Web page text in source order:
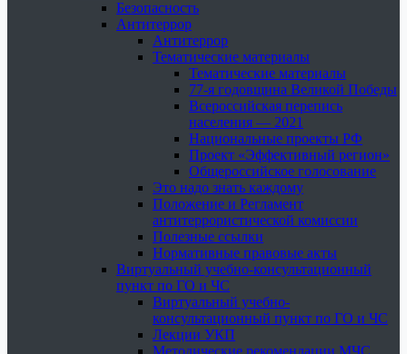
Безопасность
Антитеррор
Антитеррор
Тематические материалы
Тематические материалы
77-я годовщина Великой Победы
Всероссийская перепись
населения — 2021
Национальные проекты РФ
Проект «Эффективный регион»
Общероссийское голосование
Это надо знать каждому
Положение и Регламент
антитеррористической комиссии
Полезные ссылки
Нормативные правовые акты
Виртуальный учебно-консультационный
пункт по ГО и ЧС
Виртуальный учебно-
консультационный пункт по ГО и ЧС
Лекции УКП
Методические рекомендации МЧС